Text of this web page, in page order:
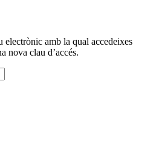
electrònic amb la qual accedeixes
nova clau d’accés.